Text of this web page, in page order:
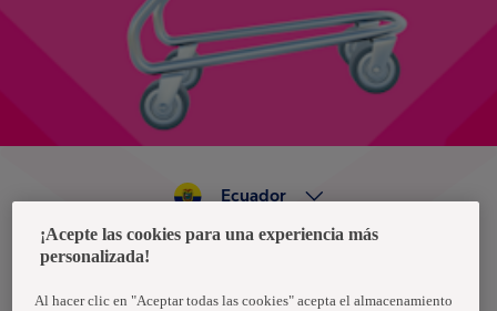
Política de privacidad de datos
Ecuador
¡Acepte las cookies para una experiencia más
personalizada!
Al hacer clic en "Aceptar todas las cookies" acepta el almacenamiento